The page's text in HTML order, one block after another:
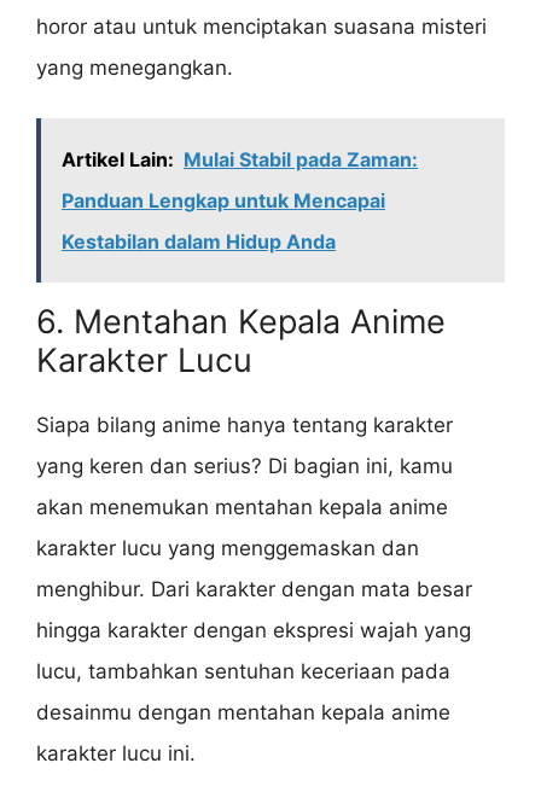
horor atau untuk menciptakan suasana misteri
yang menegangkan.
Artikel Lain: Mulai Stabil pada Zaman:
Panduan Lengkap untuk Mencapai
Kestabilan dalam Hidup Anda
6. Mentahan Kepala Anime
Karakter Lucu
Siapa bilang anime hanya tentang karakter
yang keren dan serius? Di bagian ini, kamu
akan menemukan mentahan kepala anime
karakter lucu yang menggemaskan dan
menghibur. Dari karakter dengan mata besar
hingga karakter dengan ekspresi wajah yang
lucu, tambahkan sentuhan keceriaan pada
desainmu dengan mentahan kepala anime
karakter lucu ini.